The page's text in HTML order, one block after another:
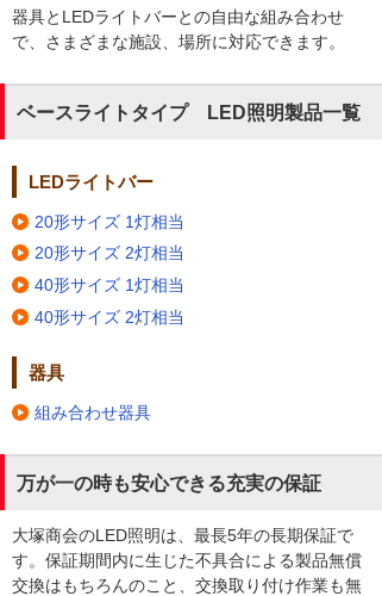
器具とLEDライトバーとの自由な組み合わせ
で、さまざまな施設、場所に対応できます。
ベースライトタイプ LED照明製品一覧
LEDライトバー
20形サイズ 1灯相当
20形サイズ 2灯相当
40形サイズ 1灯相当
40形サイズ 2灯相当
器具
組み合わせ器具
万が一の時も安心できる充実の保証
大塚商会のLED照明は、最長5年の長期保証で
す。保証期間内に生じた不具合による製品無償
交換はもちろんのこと、交換取り付け作業も無